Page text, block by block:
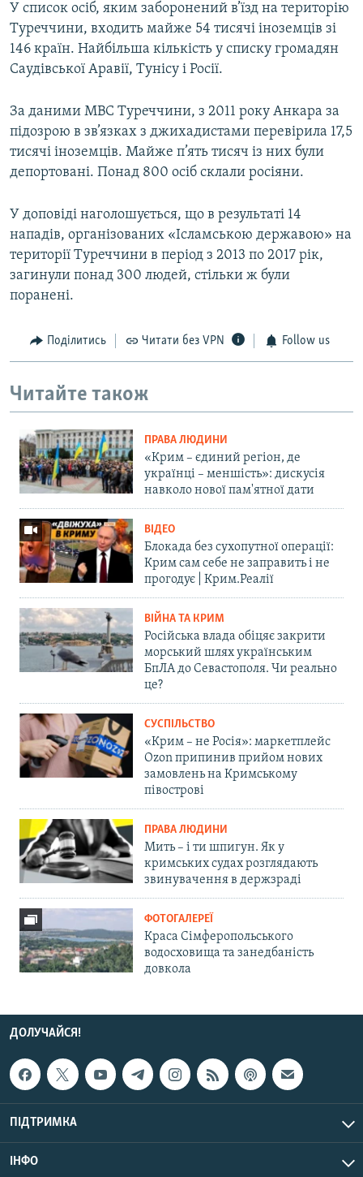
У список осіб, яким заборонений в’їзд на територію
Туреччини, входить майже 54 тисячі іноземців зі
146 країн. Найбільша кількість у списку громадян
Саудівської Аравії, Тунісу і Росії.
За даними МВС Туреччини, з 2011 року Анкара за
підозрою в зв’язках з джихадистами перевірила 17,5
тисячі іноземців. Майже п’ять тисяч із них були
депортовані. Понад 800 осіб склали росіяни.
У доповіді наголошується, що в результаті 14
нападів, організованих «Ісламською державою» на
території Туреччини в період з 2013 по 2017 рік,
загинули понад 300 людей, стільки ж були
поранені.
Поділитись Читати без VPN Follow us
Читайте також
ПРАВА ЛЮДИНИ
«Крим – єдиний регіон, де
українці – меншість»: дискусія
навколо нової пам'ятної дати
ВІДЕО
Блокада без сухопутної операції:
Крим сам себе не заправить і не
прогодує | Крим.Реалії
ВІЙНА ТА КРИМ
Російська влада обіцяє закрити
морський шлях українським
БпЛА до Севастополя. Чи реально
це?
СУСПІЛЬСТВО
«Крим – не Росія»: маркетплейс
Ozon припинив прийом нових
замовлень на Кримському
півострові
ПРАВА ЛЮДИНИ
Мить – і ти шпигун. Як у
кримських судах розглядають
звинувачення в держзраді
ФОТОГАЛЕРЕЇ
Краса Сімферопольського
водосховища та занедбаність
довкола
ДОЛУЧАЙСЯ!
ПІДТРИМКА
ІНФО